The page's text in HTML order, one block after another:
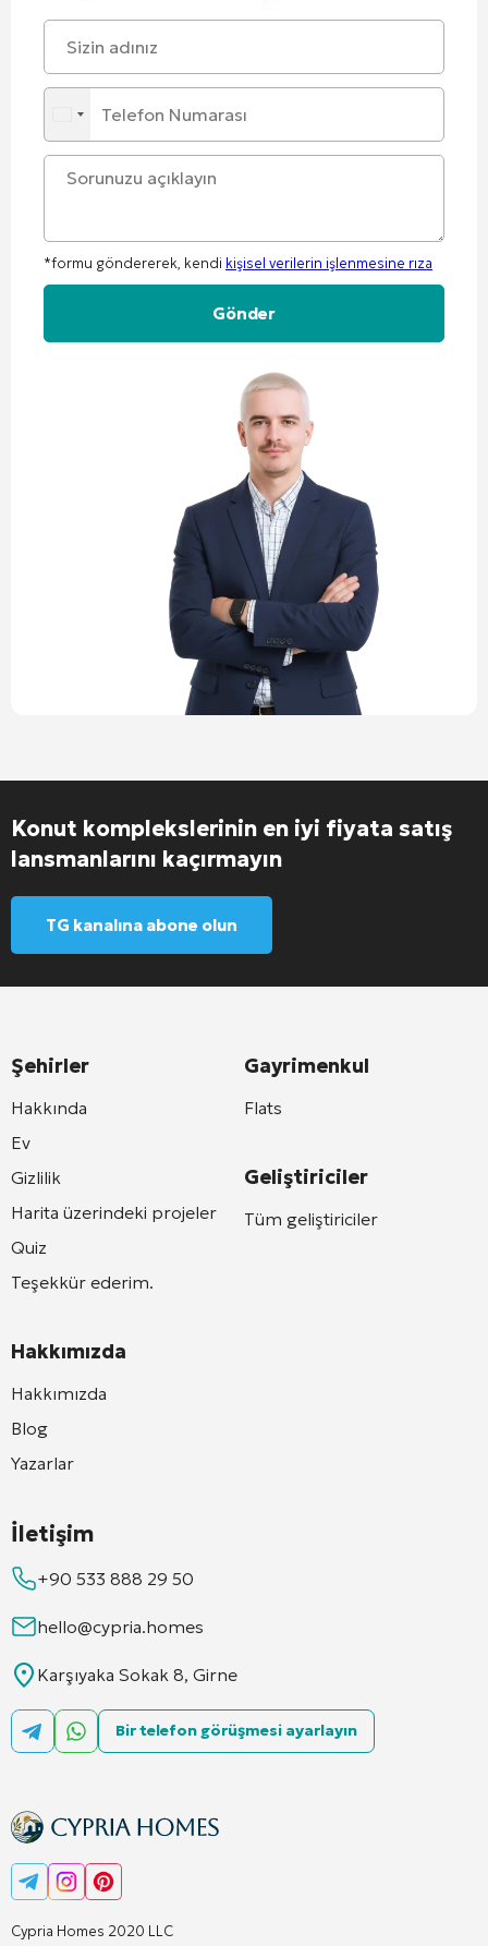
*formu göndererek, kendi kişisel verilerin işlenmesine rıza
Konut komplekslerinin en iyi fiyata satış
lansmanlarını kaçırmayın
TG kanalına abone olun
Cypria Homes 2020 LLC
Şehirler
Hakkında
Ev
Gizlilik
Harita üzerindeki projeler
Quiz
Teşekkür ederim.
Hakkımızda
Hakkımızda
Blog
Yazarlar
Gayrimenkul
Flats
Geliştiriciler
Tüm geliştiriciler
İletişim
+90 533 888 29 50
hello@cypria.homes
Karşıyaka Sokak 8, Girne
Bir telefon görüşmesi ayarlayın